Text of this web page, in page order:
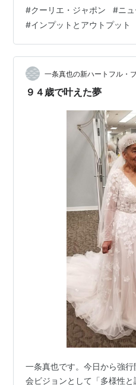
ジャポン」とは 「クーリエ
ディアの翻訳記事を配信する
す。 courrier.jp どんな記事
から見た日本、著名人のイ
からアートまで、知的好奇心
載です。…
#クーリエ・ジャポン #ニ
#インプットとアウトプット
一条真也の新ハートフル・
９４歳で叶えた夢
一条真也です。今日から強
会ビジョンとして「多様性